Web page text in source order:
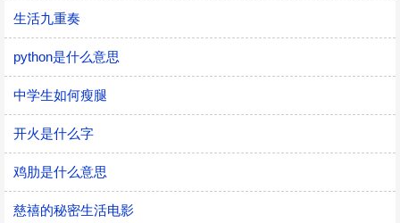
生活九重奏
python是什么意思
中学生如何瘦腿
开火是什么字
鸡肋是什么意思
慈禧的秘密生活电影